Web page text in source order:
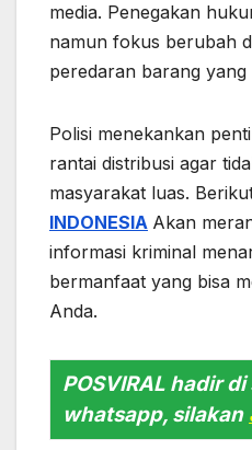
media. Penegakan
namun fokus berubah
peredaran barang yang
Polisi menekankan
rantai distribusi agar
masyarakat luas.
INDONESIA Akan
informasi kriminal
bermanfaat yang bisa
Anda.
POSVIRAL hadir
whatsapp, silakan